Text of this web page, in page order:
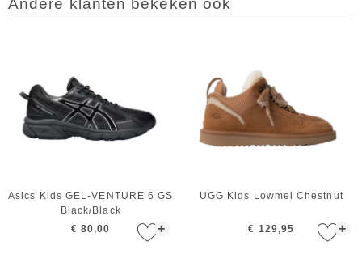
Andere klanten bekeken ook
+
Asics Kids GEL-VENTURE 6 GS
Black/Black
€ 80,00
+
UGG Kids Lowmel Chestnut
€ 129,95